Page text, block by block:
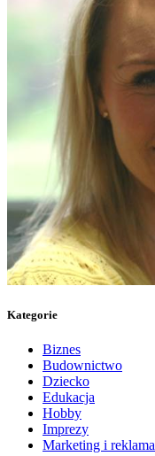
Kategorie
Biznes
Budownictwo
Dziecko
Edukacja
Hobby
Imprezy
Marketing i reklama